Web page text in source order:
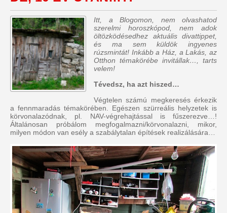
Itt, a Blogomon, nem olvashatod
szerelmi horoszkópod, nem adok
öltözködésedhez aktuális divattippet,
és ma sem küldök ingyenes
rúzsmintát! Inkább a Ház, a Lakás, az
Otthon témakörébe invitállak…, tarts
velem!
Tévedsz, ha azt hiszed…
Végtelen számú megkeresés érkezik
a fennmaradás témakörében. Egészen szürreális helyzetek is
körvonalazódnak, pl. NAV-végrehajtással is fűszerezve…!
Általánosan próbálom megfogalmazni/körvonalazni, mikor,
milyen módon van esély a szabálytalan építések realizálására…